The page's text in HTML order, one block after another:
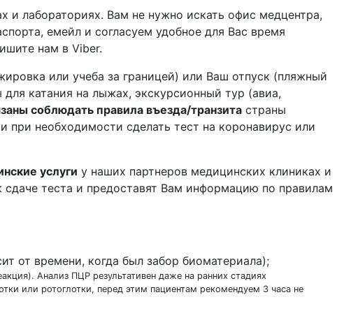
лабораториях. Вам не нужно искать офис медцентра,
емейл и согласуем удобное для Вас время
нам в Viber.
или учеба за границей) или Ваш отпуск (пляжный
катания на лыжах, экскурсионный тур (авиа,
соблюдать правила въезда/транзита страны
при необходимости сделать тест на коронавирус или
услуги у наших партнеров медицинских клиниках и
теста и предоставят Вам информацию по правилам
от времени, когда был забор биоматериала);
Анализ ПЦР результативен даже на ранних стадиях
или ротоглотки, перед этим пациентам рекомендуем 3 часа не